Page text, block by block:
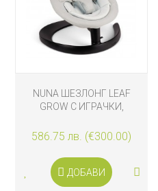
NUNA ШЕЗЛОНГ LEAF
GROW С ИГРАЧКИ,
586.75 лв. (€300.00)
ДОБАВИ